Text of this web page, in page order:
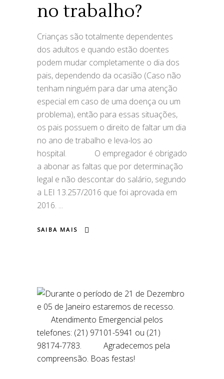
no trabalho?
Crianças são totalmente dependentes
dos adultos e quando estão doentes
podem mudar completamente o dia dos
pais, dependendo da ocasião (Caso não
tenham ninguém para dar uma atenção
especial em caso de uma doença ou um
problema), então para essas situações,
os pais possuem o direito de faltar um dia
no ano de trabalho e leva-los ao
hospital.⠀ ⁣⠀⠀⠀ O empregador é obrigado
a abonar as faltas que por determinação
legal e não descontar do salário, segundo
a LEI 13.257/2016 que foi aprovada em
2016.
SAIBA MAIS